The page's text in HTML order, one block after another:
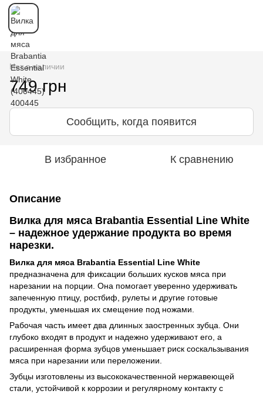
Нет в наличии
749 грн
Сообщить, когда появится
В избранное К сравнению
Описание
Вилка для мяса Brabantia Essential Line White
– надежное удержание продукта во время
нарезки.
Вилка для мяса Brabantia Essential Line White
предназначена для фиксации больших кусков мяса при
нарезании на порции. Она помогает уверенно удерживать
запеченную птицу, ростбиф, рулеты и другие готовые
продукты, уменьшая их смещение под ножами.
Рабочая часть имеет два длинных заостренных зубца. Они
глубоко входят в продукт и надежно удерживают его, а
расширенная форма зубцов уменьшает риск соскальзывания
мяса при нарезании или переложении.
Зубцы изготовлены из высококачественной нержавеющей
стали, устойчивой к коррозии и регулярному контакту с